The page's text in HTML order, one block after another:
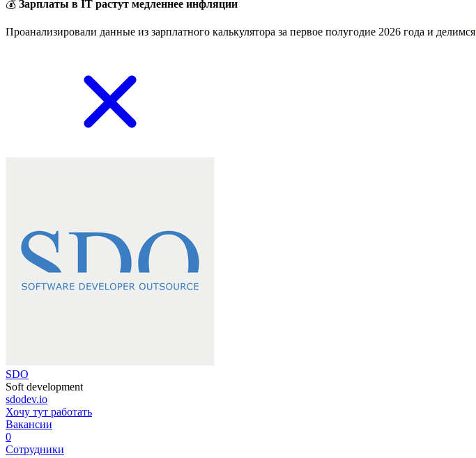
💰 Зарплаты в IT растут медленнее инфляции
Проанализировали данные из зарплатного калькулятора за первое полугодие 2026 года и делимся
SDO
Soft development
sdodev.io
Хочу тут работать
Вакансии
0
Сотрудники